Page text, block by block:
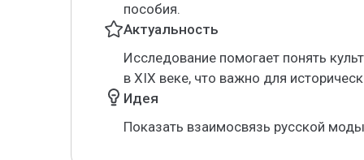
пособия.
Актуальность
Исследование помогает понять
в XIX веке, что важно для
Идея
Показать взаимосвязь русской